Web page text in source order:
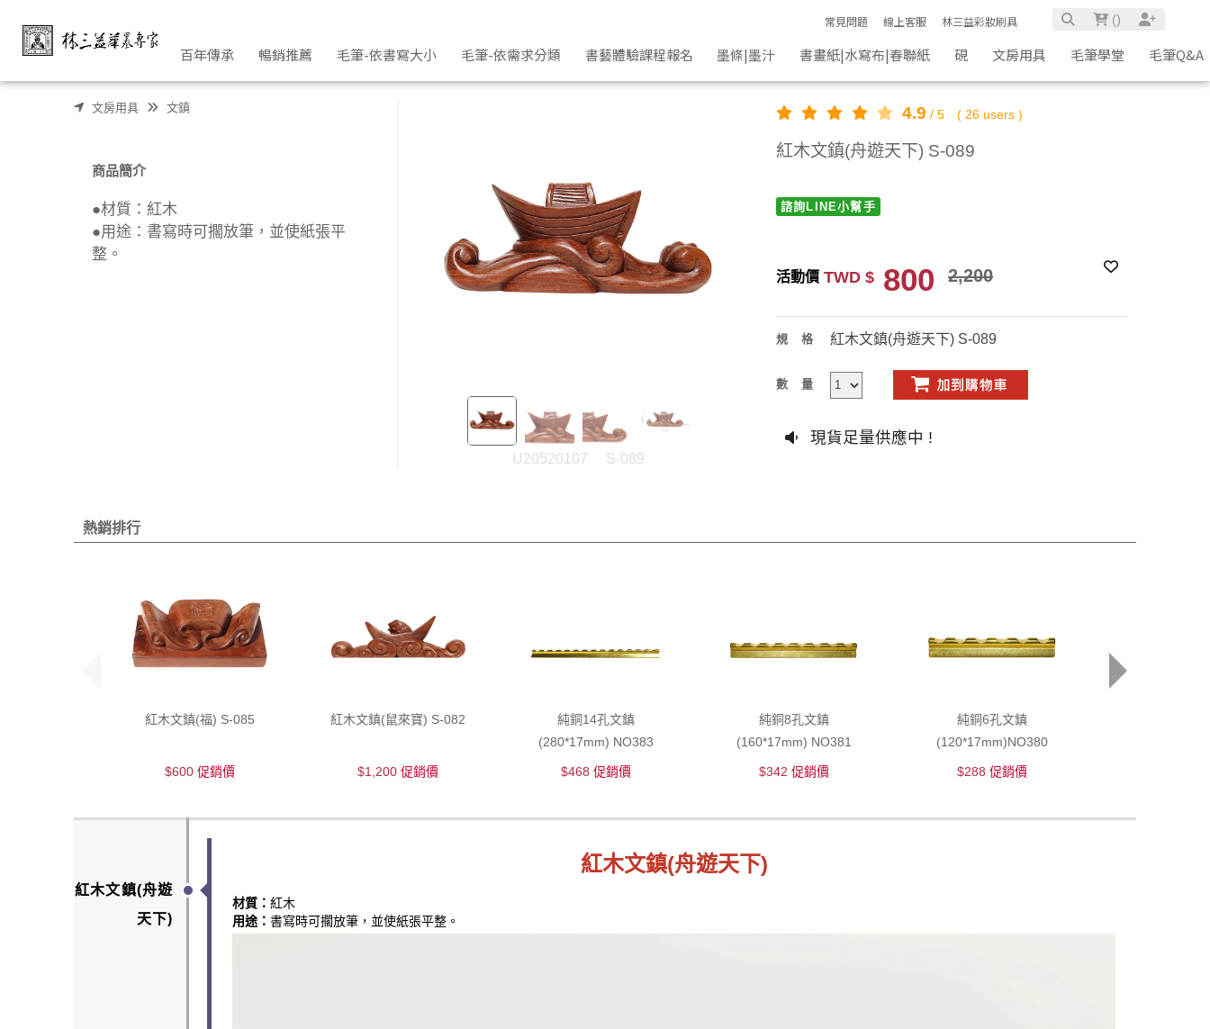
常見問題 線上客服 林三益彩妝刷具 ()
百年傳承 暢銷推薦 毛筆-依書寫大小 毛筆-依需求分類 書藝體驗課程報名 墨條|墨汁 書畫紙|水寫布|春聯紙 硯 文房用具 毛筆學堂 毛筆Q&A
文房用具 文鎮
商品簡介
●材質：紅木
●用途：書寫時可擱放筆，並使紙張平
整。
U20520107 S-089
4.9 / 5 ( 26 users )
紅木文鎮(舟遊天下) S-089
諮詢LINE小幫手
活動價 TWD $ 800 2,200
規格 紅木文鎮(舟遊天下) S-089
數量
現貨足量供應中 !
熱銷排行
紅木文鎮(福) S-085
$600促銷價
紅木文鎮(鼠來寶) S-082
$1,200促銷價
純銅14孔文鎮
(280*17mm) NO383
$468 促銷價
純銅8孔文鎮
(160*17mm) NO381
$342 促銷價
純銅6孔文鎮
(120*17mm)NO380
$288 促銷價
紅木文鎮(舟遊
天下)
紅木文鎮(舟遊天下)
材質： 紅木
用途： 書寫時可擱放筆，並使紙張平整。